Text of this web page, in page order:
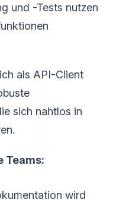
und -Tests nutzen
als API-Client
sich nahtlos in
Teams:
wird